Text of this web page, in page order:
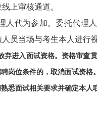
上审核通道。
代为参加。委托代理
员当场与考生本人进行
进入面试资格。资格审
岗位条件的，取消面试资格。
面试相关要求并确定本人